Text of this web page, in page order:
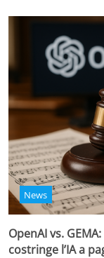
News
OpenAI vs.
costringe l’IA a